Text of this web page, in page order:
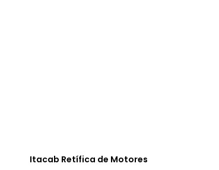
Itacab Retífica de Motores